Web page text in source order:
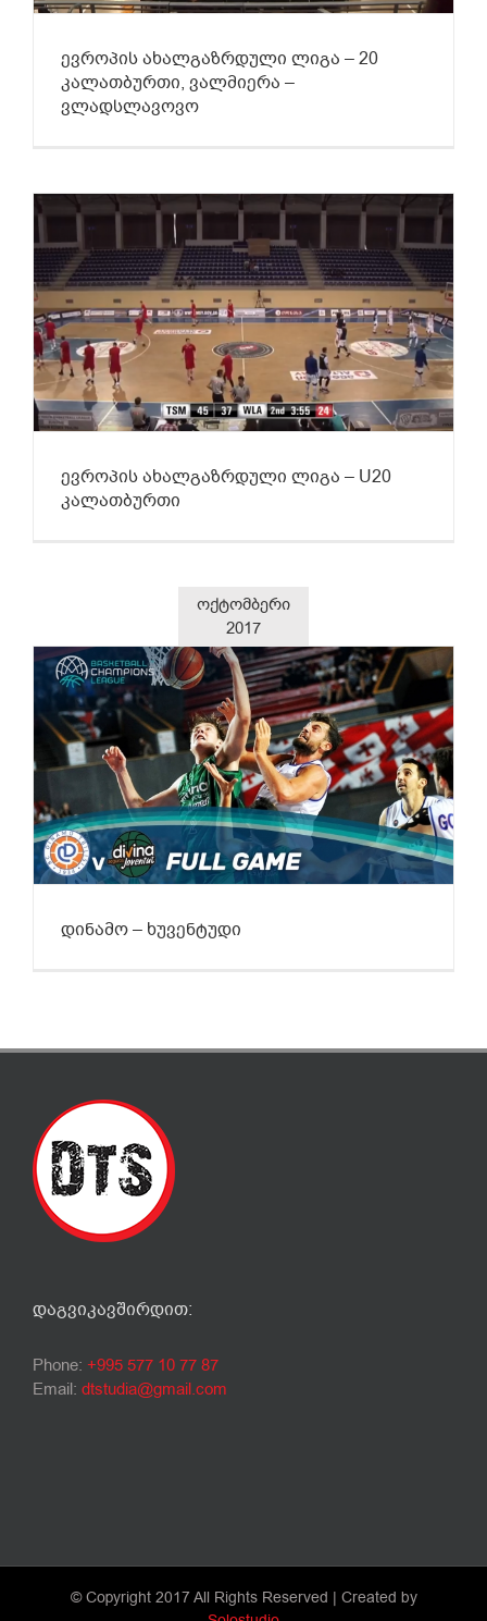
ევროპის ახალგაზრდული ლიგა – 20
კალათბურთი, ვალმიერა –
ვლადსლავოვო
ევროპის ახალგაზრდული ლიგა – U20
კალათბურთი
ოქტომბერი
2017
დინამო – ხუვენტუდი
ᲓᲐᲒᲕᲘᲙᲐᲕᲨᲘᲠᲓᲘᲗ:
Phone: +995 577 10 77 87
Email: dtstudia@gmail.com
© Copyright 2017 All Rights Reserved | Created by